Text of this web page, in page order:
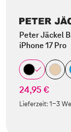
Peter Jäckel
iPhone 17 Pro
24,95 €
Lieferzeit:1-3